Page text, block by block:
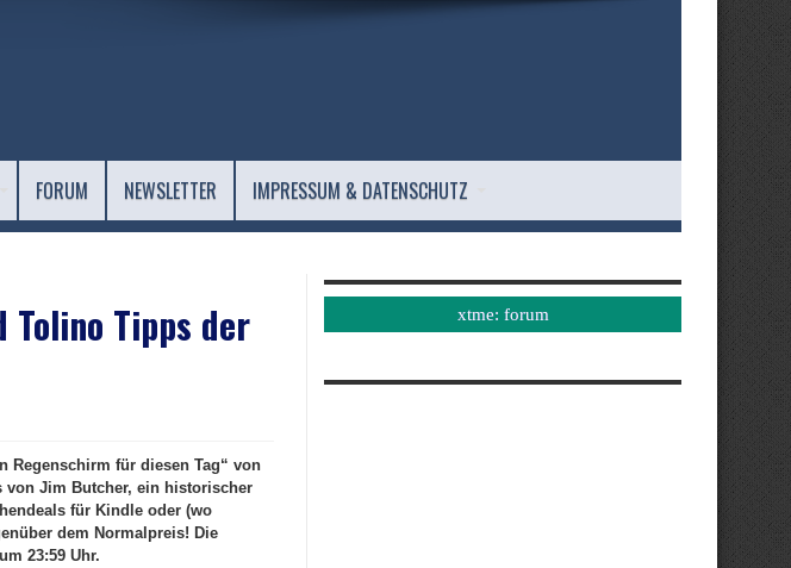
FORUM NEWSLETTER IMPRESSUM & DATENSCHUTZ
Tolino Tipps der
Regenschirm für diesen Tag“ von
von Jim Butcher, ein historischer
für Kindle oder (wo
dem Normalpreis! Die
23:59 Uhr.
xtme: forum